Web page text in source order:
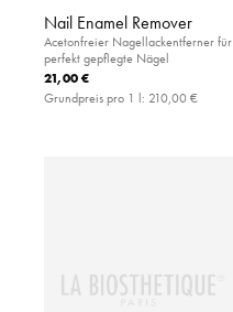
Nail Enamel Remover
Acetonfreier Nagellackentferner für
perfekt gepflegte Nägel
21,00 €
Grundpreis pro 1 l: 210,00 €